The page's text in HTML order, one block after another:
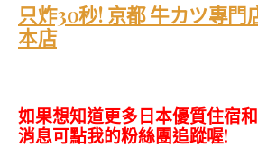
只炸30秒! 京都 牛カツ專門
本店
如果想知道更多日本優質住宿
消息可點我的粉絲團追蹤喔!